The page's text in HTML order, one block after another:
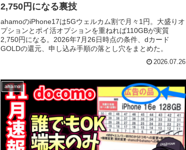
2,750円になる裏技
ahamoのiPhone17は5Gウェルカム割で月々1円。大盛りオ
プションとポイ活オプションを重ねれば110GBが実質
2,750円になる。2026年7月26日時点の条件、dカード
GOLDの還元、申し込み手順の落とし穴をまとめた。
2026.07.26
ahamo